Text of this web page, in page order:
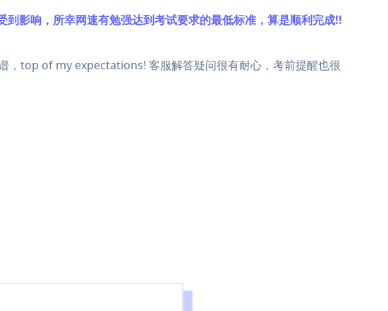
影响，所幸网速有勉强达到考试要求的最低标准，算是顺利完成!!
，top of my expectations! 客服解答疑问很有耐心，考前提醒也很